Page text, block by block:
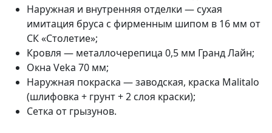
Наружная и внутренняя отделки — сухая
имитация бруса с фирменным шипом в 16 мм от
СК «Столетие»;
Кровля — металлочерепица 0,5 мм Гранд Лайн;
Окна Veka 70 мм;
Наружная покраска — заводская, краска Malitalo
(шлифовка + грунт + 2 слоя краски);
Сетка от грызунов.